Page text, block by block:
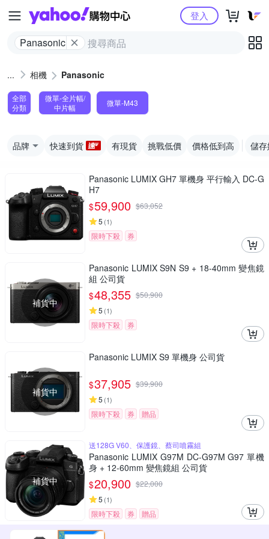
Yahoo購物中心
Panasonic
登入
相機 Panasonic
全部
分類
微單-全片幅/
中片幅
微單-M43
品牌 快速到貨 有現貨 挑戰低價 價格低到高 儲
Panasonic LUMIX GH7 單機身 平行輸入 DC-G
H7
$59,900 $63,052
5 (1)
限時下殺 券
補貨中
Panasonic LUMIX S9N S9 + 18-40mm 變焦鏡
組 公司貨
$48,355 $50,900
5 (1)
限時下殺 券
補貨中
Panasonic LUMIX S9 單機身 公司貨
$37,905 $39,900
5 (1)
限時下殺 券 贈品
補貨中
送128G V60、保護鏡、蔡司噴霧組
Panasonic LUMIX G97M DC-G97M G97 單機
身 + 12-60mm 變焦鏡組 公司貨
$20,900 $22,000
5 (1)
限時下殺 券 贈品